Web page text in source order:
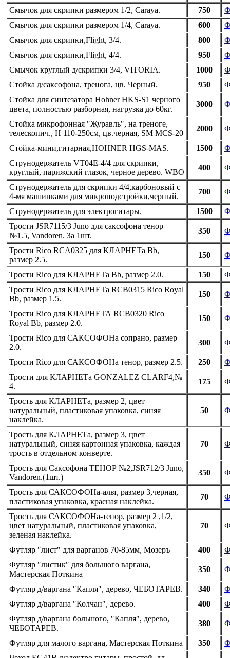
Смычок для скрипки размером 1/2, Carayа. 750
Смычок для скрипки размером 1/4, Carayа.
600
Смычок для скрипки,Flight, 3/4.
800
Смычок для скрипки,Flight, 4/4.
950
Смычок круглый д/скрипки 3/4, VITORIA.
1000
Стойка д/саксофона, тренога, цв. Черный.
950
Стойка для синтезатора Hohner HKS-S1 черного
цвета, полностью разборная, нагрузка до 60кг.
3000
Стойка микрофонная ″Журавль″, на треноге,
телескопич., H 110-250см, цв.черная, SM MCS-20
2000
Стойка-мини,гитарная,HOHNER HGS-MAS. 1500
Струнодержатель VT04E-4/4 для скрипки,
круглый, парижский глазок, черное дерево. WBO
400
Струнодержатель для скрипки 4/4,карбоновый с
4-мя машинками для микроподстройки,черный.
700
Струнодержатель для электрогитары. 1500
Трости JSR7115/3 Juno для саксофона тенор
№1.5, Vandoren. За 1шт.
350
Трости Rico RCA0325 для КЛАРНЕТа Bb,
размер 2.5.
150
Трости Rico для КЛАРНЕТа Bb, размер 2.0. 150
Трости Rico для КЛАРНЕТа RCB0315 Rico Royal
Вb, размер 1.5.
150
Трости Rico для КЛАРНЕТА RCB0320 Rico
Royal Вb, размер 2.0.
150
Трости Rico для САКСОФОНа сопрано, размер
2.0.
300
Трости Rico для САКСОФОНа тенор, размер 2.5. 250
Трости для КЛАРНЕТа GONZALEZ CLARF4,№
4.
175
Трость для КЛАРНЕТа, размер 2, цвет
натуральный, пластиковая упаковка, синяя
наклейка.
50
Трость для КЛАРНЕТа, размер 3, цвет
натуральный, синяя картонная упаковка, каждая
трость в отдельном конверте.
70
Трость для Саксофона ТЕНОР №2,JSR712/3 Juno,
Vandoren.(1шт.)
350
Трость для САКСОФОНа-альт, размер 3,черная,
пластиковая упаковка, красная наклейка.
70
Трость для САКСОФОНа-тенор, размер 2 ,1/2,
цвет натуральный, пластиковая упаковка,
зеленая наклейка.
70
Футляр ″лист″ для варганов 70-85мм, Мозеръ 400
Футляр ″листик″ для большого варгана,
Мастерская Поткина
350
Футляр д/варгана ″Капля″, дерево, ЧЕБОТАРЕВ. 340
Футляр д/варгана ″Колчан″, дерево.
400
Футляр д/варгана большого, ″Капля″, дерево,
ЧЕБОТАРЕВ.
380
Футляр для малого варгана, Мастерская Поткина 350